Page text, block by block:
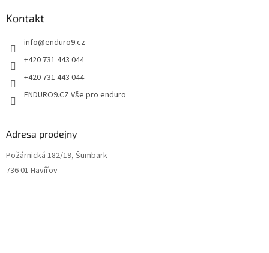
Kontakt
info@enduro9.cz
+420 731 443 044
+420 731 443 044
ENDURO9.CZ Vše pro enduro
Adresa prodejny
Požárnická 182/19, Šumbark
736 01 Havířov